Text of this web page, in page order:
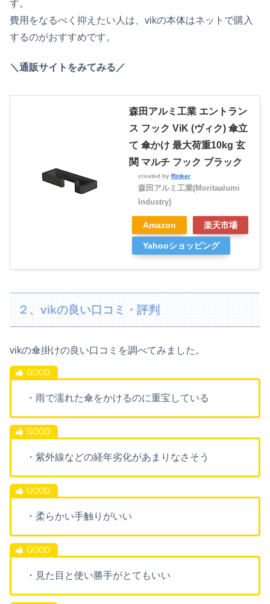
す。
費用をなるべく抑えたい人は、vikの本体はネットで購入
するのがおすすめです。
＼通販サイトをみてみる／
森田アルミ工業 エントラン
ス フック ViK (ヴィク) 傘立
て 傘かけ 最大荷重10kg 玄
関 マルチ フック ブラック
created by Rinker
森田アルミ工業(Moritaalumi
Industry)
Amazon 楽天市場
Yahooショッピング
２、vikの良い口コミ・評判
vikの傘掛けの良い口コミを調べてみました。
・雨で濡れた傘をかけるのに重宝している
・紫外線などの経年劣化があまりなさそう
・柔らかい手触りがいい
・見た目と使い勝手がとてもいい